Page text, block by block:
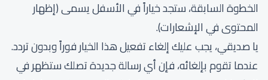
الخطوة السابقة، ستجد خياراً في الأسفل يسمى (إظهار
المحتوى في الإشعارات).
يا صديقي، يجب عليك إلغاء تفعيل هذا الخيار فوراً وبدون تردد.
عندما تقوم بإلغائه، فإن أي رسالة جديدة تصلك ستظهر في